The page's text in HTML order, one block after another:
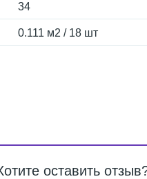
34
0.111 м2 / 18 шт
оставить